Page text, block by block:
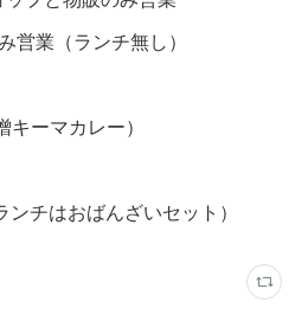
営業（ランチ無し）
ーマカレー）
チはおばんざいセット）